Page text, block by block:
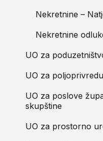
Nekretnine –
Nekretnine
UO za
UO za
UO za poslove
skupštine
UO za prostorno